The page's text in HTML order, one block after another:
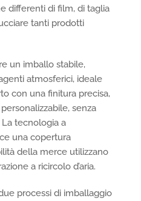
differenti di film, di taglia
tanti prodotti
un imballo stabile,
atmosferici, ideale
con una finitura precisa,
senza
La tecnologia a
una copertura
della merce utilizzano
a ricircolo d’aria.
processi di imballaggio